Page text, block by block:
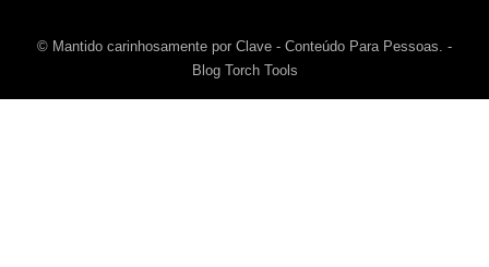
© Mantido carinhosamente por Clave - Conteúdo Para Pessoas. -
Blog Torch Tools